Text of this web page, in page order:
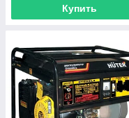
Купить